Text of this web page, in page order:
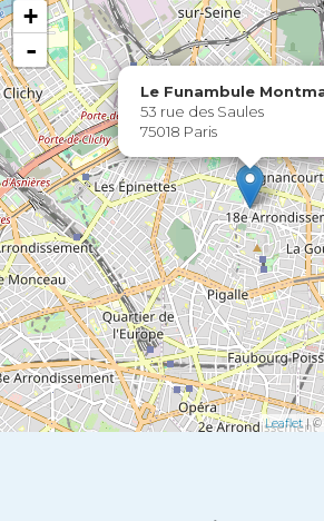
Le Funambule
53 rue des Saules
75018 Paris
+
-
Leaflet| ©